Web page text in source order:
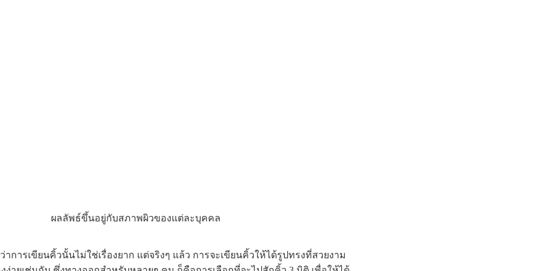
ผลลัพธ์ขึ้นอยู่กับสภาพผิวของแต่ละบุคคล
การเขียนคิ้วนั้นไม่ใช่เรื่องยาก แต่จริงๆ แล้ว การจะเขียนคิ้วให้ได้รูปทรงที่สวยงาม